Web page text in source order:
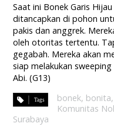
Saat ini Bonek Garis
ditancapkan di pohon
pakis dan anggrek.
oleh otoritas tertentu.
gegabah. Mereka akan
siap melakukan
Abi. (G13)
bonek, bonita,
Komunitas
Surabaya